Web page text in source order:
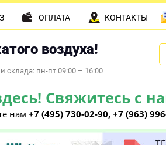
воздуха!
склада: пн-пт 09:00 – 16:00
Свяжитесь с
нам +7 (495) 730-02-90, +7 (963)
ОПЛАТА КОНТАКТЫ